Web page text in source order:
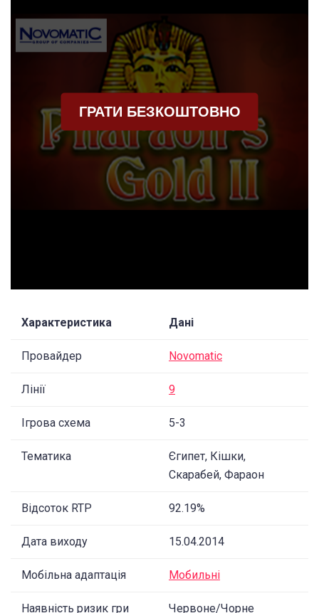
ГРАТИ БЕЗКОШТОВНО
Характеристика Дані
Провайдер Novomatic
Лінії 9
Ігрова схема 5-3
Тематика
Єгипет, Кішки,
Скарабей, Фараон
Відсоток RTP 92.19%
Дата виходу 15.04.2014
Мобільна адаптація Мобильні
Наявність ризик гри Червоне/Чорне